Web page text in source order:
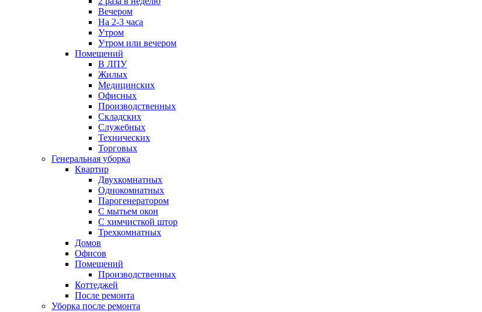
Вечером
На 2-3 часа
Утром
Утром или вечером
Помещений
В ЛПУ
Жилых
Медицинских
Офисных
Производственных
Складских
Служебных
Технических
Торговых
Генеральная уборка
Квартир
Двухкомнатных
Однокомнатных
Парогенератором
С мытьем окон
С химчисткой штор
Трехкомнатных
Домов
Офисов
Помещений
Производственных
Коттеджей
После ремонта
Уборка после ремонта